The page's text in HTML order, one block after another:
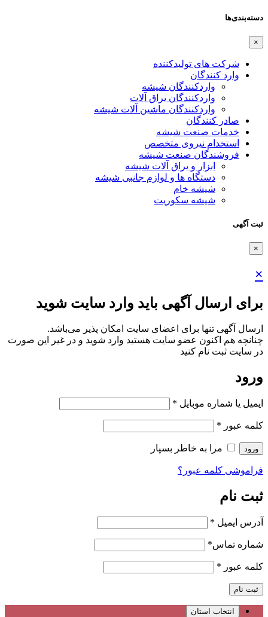
دسته‌بندی‌ها
×
شرکت های تولیدکننده
وارد کنندگان
واردکنندگان شیشه
واردکنندگان یراق آلات
واردکنندگان ماشین آلات شیشه
صادر کنندگان
خدمات صنعت شیشه
استخدام نیروی متخصص
فروشندگان صنعت شیشه
ابزار و یراق آلات شیشه
دستگاه ها و لوازم جانبی شیشه
شیشه خام
شیشه سکوریت
ثبت آگهی
×
×
برای ارسال آگهی باید وارد سایت شوید
ارسال آگهی تنها برای اعضای سایت امکان پذیر می‌باشد.
چنانچه هم‌ اکنون عضو سایت هستید وارد شوید و در غیر این صورت
در سایت ثبت نام کنید
ورود
ایمیل یا شماره موبایل *
کلمه عبور *
ورود مرا به خاطر بسپار
فراموشی کلمه عبور؟
ثبت نام
آدرس ایمیل *
شماره تماس*
کلمه عبور *
ثبت نام
انتخاب استان